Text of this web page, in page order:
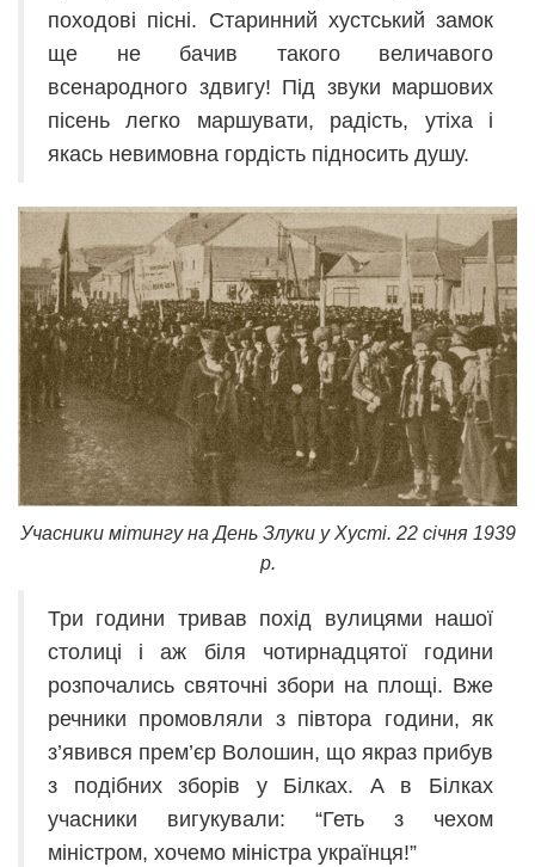
походові пісні. Старинний хустський замок
ще не бачив такого величавого
всенародного здвигу! Під звуки маршових
пісень легко маршувати, радість, утіха і
якась невимовна гордість підносить душу.
Учасники мітингу на День Злуки у Хусті. 22 січня 1939
р.
Три години тривав похід вулицями нашої
столиці і аж біля чотирнадцятої години
розпочались святочні збори на площі. Вже
речники промовляли з півтора години, як
з’явився прем’єр Волошин, що якраз прибув
з подібних зборів у Білках. А в Білках
учасники вигукували: “Геть з чехом
міністром, хочемо міністра українця!”